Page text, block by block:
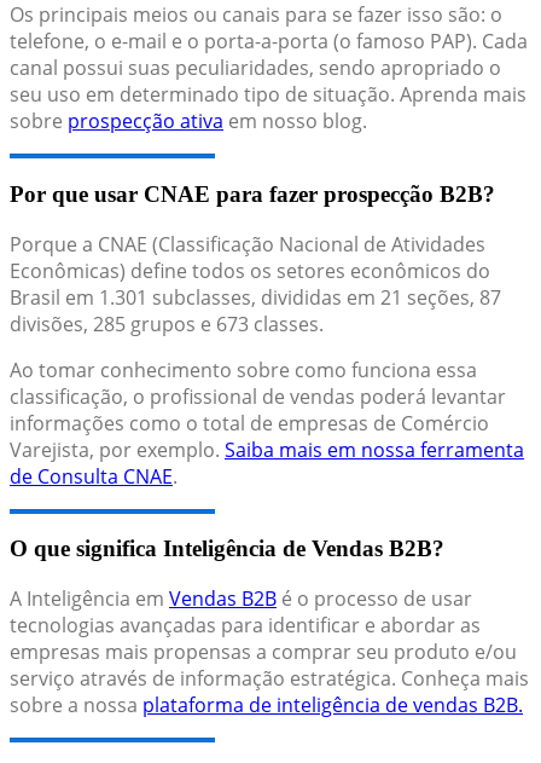
Os principais meios ou canais para se fazer isso são: o
telefone, o e-mail e o porta-a-porta (o famoso PAP). Cada
canal possui suas peculiaridades, sendo apropriado o
seu uso em determinado tipo de situação. Aprenda mais
sobre prospecção ativa em nosso blog.
Por que usar CNAE para fazer prospecção B2B?
Porque a CNAE (Classificação Nacional de Atividades
Econômicas) define todos os setores econômicos do
Brasil em 1.301 subclasses, divididas em 21 seções, 87
divisões, 285 grupos e 673 classes.
Ao tomar conhecimento sobre como funciona essa
classificação, o profissional de vendas poderá levantar
informações como o total de empresas de Comércio
Varejista, por exemplo. Saiba mais em nossa ferramenta
de Consulta CNAE.
O que significa Inteligência de Vendas B2B?
A Inteligência em Vendas B2B é o processo de usar
tecnologias avançadas para identificar e abordar as
empresas mais propensas a comprar seu produto e/ou
serviço através de informação estratégica. Conheça mais
sobre a nossa plataforma de inteligência de vendas B2B.